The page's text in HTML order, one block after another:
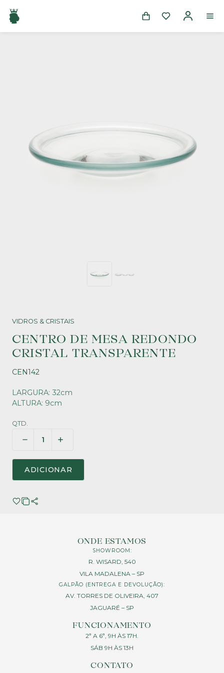
VIDROS & CRISTAIS
CENTRO DE MESA REDONDO
CRISTAL TRANSPARENTE
CEN142
LARGURA: 32cm
ALTURA: 9cm
QTD.
ADICIONAR
ONDE ESTAMOS
SHOWROOM:
R. WISARD, 540
VILA MADALENA – SP
GALPÃO (ENTREGA E DEVOLUÇÃO):
AV. TORRES DE OLIVEIRA, 407
JAGUARÉ – SP
FUNCIONAMENTO
2ª A 6ª, 9H ÀS 17H.
SÁB 9H ÀS 13H
CONTATO